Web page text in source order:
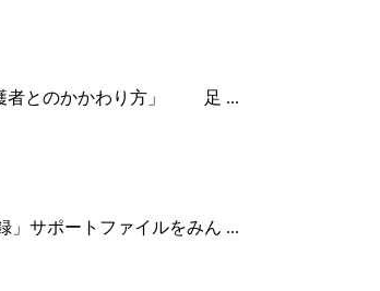
とのかかわり方」 足 ...
サポートファイルをみん ...